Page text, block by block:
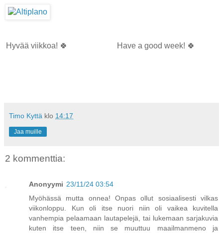
Hyvää viikkoa! 🍀 Have a good week! 🍀
Timo Kyttä klo 14:17
Jaa muille
2 kommenttia:
Anonyymi 23/11/24 03:54
Myöhässä mutta onnea! Onpas ollut sosiaalisesti vilkas
viikonloppu. Kun oli itse nuori niin oli vaikea kuvitella
vanhempia pelaamaan lautapelejä, tai lukemaan sarjakuvia
kuten itse teen, niin se muuttuu maailmanmeno ja